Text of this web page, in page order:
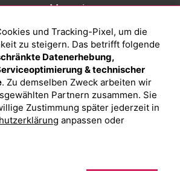
Magazin
Was sind sind ETFs?
Sparplan Vorteile
Was ist ein Fonds?
und Tracking-Pixel, um die
zu steigern. Das betrifft folgende
Datenerhebung,
& technischer
. Zu demselben Zweck arbeiten wir
Partnern zusammen. Sie
Zustimmung später jederzeit in
anpassen oder